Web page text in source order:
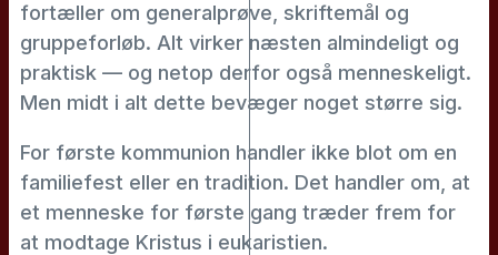
fortæller om generalprøve, skriftemål og
gruppeforløb. Alt virker næsten almindeligt og
praktisk — og netop derfor også menneskeligt.
Men midt i alt dette bevæger noget større sig.
For første kommunion handler ikke blot om en
familiefest eller en tradition. Det handler om, at
et menneske for første gang træder frem for
at modtage Kristus i eukaristien.